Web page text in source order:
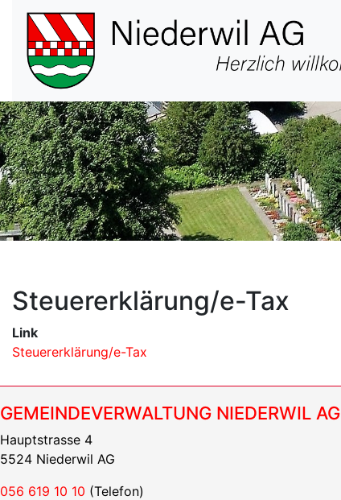
Hauptnavigation
Steuererklärung/e-Tax
Link
Steuererklärung/e-Tax
GEMEINDEVERWALTUNG NIEDERWIL AG
Hauptstrasse 4
5524 Niederwil AG
056 619 10 10 (Telefon)